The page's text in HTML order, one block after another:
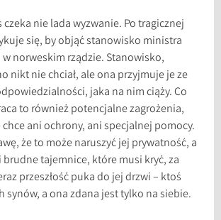
czeka nie lada wyzwanie. Po tragicznej
się, by objąć stanowisko ministra
norweskim rządzie. Stanowisko,
nikt nie chciał, ale ona przyjmuje je ze
jaka na nim ciąży. Co
to również potencjalne zagrożenia,
ani ochrony, ani specjalnej pomocy.
że to może naruszyć jej prywatność, a
brudne tajemnice, które musi kryć, za
przeszłość puka do jej drzwi – ktoś
synów, a ona zdana jest tylko na siebie.